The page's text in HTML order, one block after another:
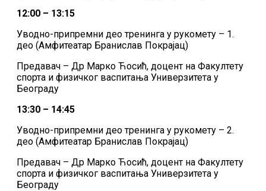
12:00 – 13:15
Уводно-припремни део тренинга у рукомету – 1.
део (Амфитеатар Бранислав Покрајац)
Предавач – Др Марко Ћосић, доцент на Факултету
спорта и физичког васпитања Универзитета у
Београду
13:30 – 14:45
Уводно-припремни део тренинга у рукомету – 2.
део (Амфитеатар Бранислав Покрајац)
Предавач – Др Марко Ћосић, доцент на Факултету
спорта и физичког васпитања Универзитета у
Београду